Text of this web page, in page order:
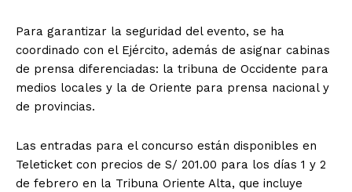
Para garantizar la seguridad del evento, se ha
coordinado con el Ejército, además de asignar cabinas
de prensa diferenciadas: la tribuna de Occidente para
medios locales y la de Oriente para prensa nacional y
de provincias.
Las entradas para el concurso están disponibles en
Teleticket con precios de S/ 201.00 para los días 1 y 2
de febrero en la Tribuna Oriente Alta, que incluye